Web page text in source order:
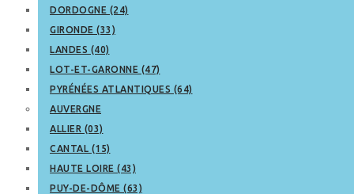
DORDOGNE (24)
GIRONDE (33)
LANDES (40)
LOT-ET-GARONNE (47)
PYRÉNÉES ATLANTIQUES (64)
AUVERGNE
ALLIER (03)
CANTAL (15)
HAUTE LOIRE (43)
PUY-DE-DÔME (63)